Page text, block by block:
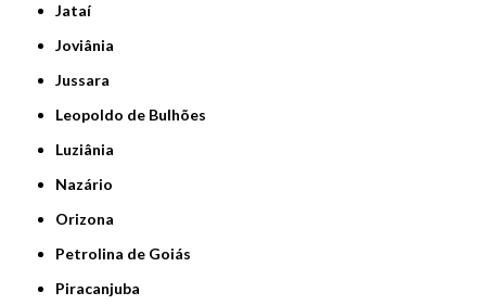
Jataí
Joviânia
Jussara
Leopoldo de Bulhões
Luziânia
Nazário
Orizona
Petrolina de Goiás
Piracanjuba